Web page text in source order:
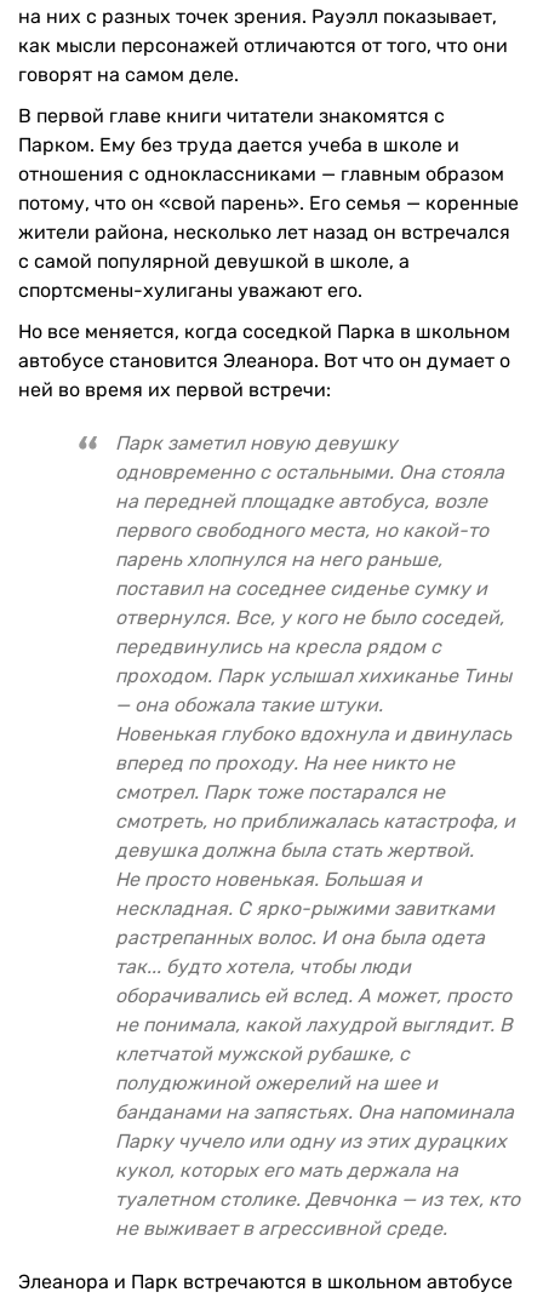
на них с разных точек зрения. Рауэлл показывает,
как мысли персонажей отличаются от того, что они
говорят на самом деле.
В первой главе книги читатели знакомятся с
Парком. Ему без труда дается учеба в школе и
отношения с одноклассниками — главным образом
потому, что он «свой парень». Его семья — коренные
жители района, несколько лет назад он встречался
с самой популярной девушкой в школе, а
спортсмены-хулиганы уважают его.
Но все меняется, когда соседкой Парка в школьном
автобусе становится Элеанора. Вот что он думает о
ней во время их первой встречи:
Парк заметил новую девушку
одновременно с остальными. Она стояла
на передней площадке автобуса, возле
первого свободного места, но какой-то
парень хлопнулся на него раньше,
поставил на соседнее сиденье сумку и
отвернулся. Все, у кого не было соседей,
передвинулись на кресла рядом с
проходом. Парк услышал хихиканье Тины
— она обожала такие штуки.
Новенькая глубоко вдохнула и двинулась
вперед по проходу. На нее никто не
смотрел. Парк тоже постарался не
смотреть, но приближалась катастрофа, и
девушка должна была стать жертвой.
Не просто новенькая. Большая и
нескладная. С ярко-рыжими завитками
растрепанных волос. И она была одета
так... будто хотела, чтобы люди
оборачивались ей вслед. А может, просто
не понимала, какой лахудрой выглядит. В
клетчатой мужской рубашке, с
полудюжиной ожерелий на шее и
банданами на запястьях. Она напоминала
Парку чучело или одну из этих дурацких
кукол, которых его мать держала на
туалетном столике. Девчонка — из тех, кто
не выживает в агрессивной среде.
Элеанора и Парк встречаются в школьном автобусе